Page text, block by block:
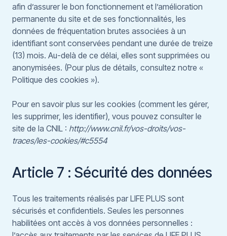
afin d’assurer le bon fonctionnement et l’amélioration
permanente du site et de ses fonctionnalités, les
données de fréquentation brutes associées à un
identifiant sont conservées pendant une durée de treize
(13) mois. Au-delà de ce délai, elles sont supprimées ou
anonymisées. (Pour plus de détails, consultez notre «
Politique des cookies »).
Pour en savoir plus sur les cookies (comment les gérer,
les supprimer, les identifier), vous pouvez consulter le
site de la CNIL : http://www.cnil.fr/vos-droits/vos-
traces/les-cookies/#c5554
Article 7 : Sécurité des données
Tous les traitements réalisés par LIFE PLUS sont
sécurisés et confidentiels. Seules les personnes
habilitées ont accès à vos données personnelles :